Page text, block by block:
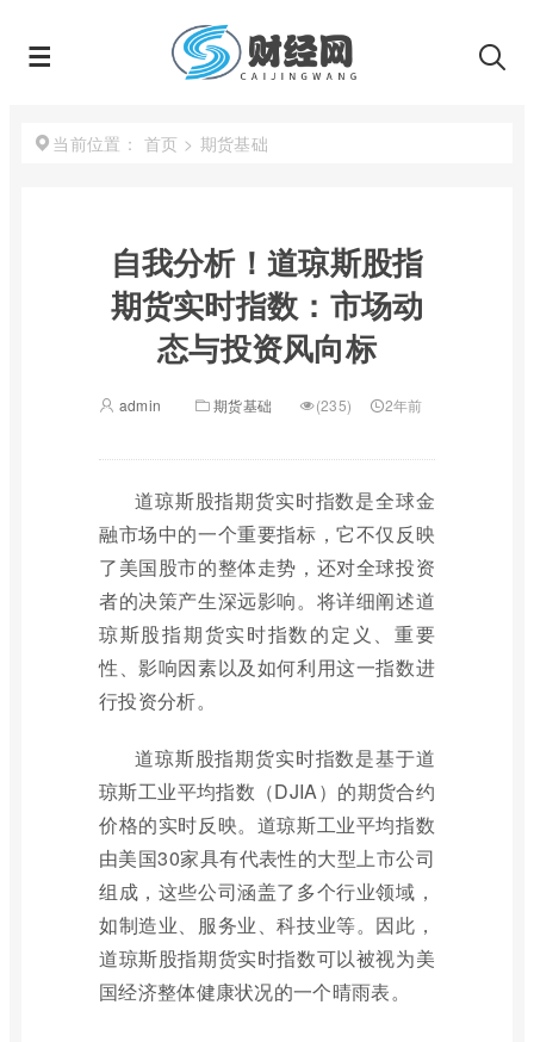
当前位置： 首页 > 期货基础
自我分析！道琼斯股指
期货实时指数：市场动
态与投资风向标
admin 期货基础 (235) 2年前
道琼斯股指期货实时指数是全球金
融市场中的一个重要指标，它不仅反映
了美国股市的整体走势，还对全球投资
者的决策产生深远影响。将详细阐述道
琼斯股指期货实时指数的定义、重要
性、影响因素以及如何利用这一指数进
行投资分析。
道琼斯股指期货实时指数是基于道
琼斯工业平均指数（DJIA）的期货合约
价格的实时反映。道琼斯工业平均指数
由美国30家具有代表性的大型上市公司
组成，这些公司涵盖了多个行业领域，
如制造业、服务业、科技业等。因此，
道琼斯股指期货实时指数可以被视为美
国经济整体健康状况的一个晴雨表。